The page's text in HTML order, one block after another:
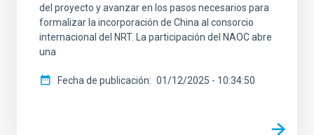
del proyecto y avanzar en los pasos necesarios para
formalizar la incorporación de China al consorcio
internacional del NRT. La participación del NAOC abre
una
Fecha de publicación 01/12/2025 - 10:34:50